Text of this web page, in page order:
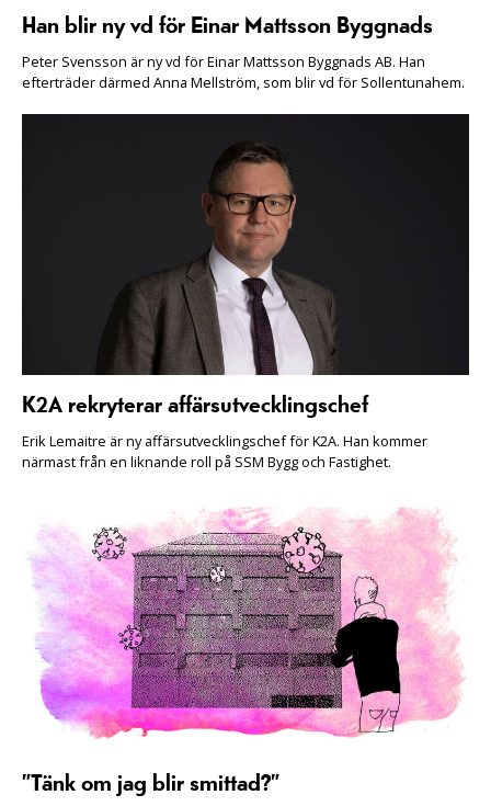
Han blir ny vd för Einar Mattsson Byggnads
Peter Svensson är ny vd för Einar Mattsson Byggnads AB. Han
efterträder därmed Anna Mellström, som blir vd för Sollentunahem.
K2A rekryterar affärsutvecklingschef
Erik Lemaitre är ny affärsutvecklingschef för K2A. Han kommer
närmast från en liknande roll på SSM Bygg och Fastighet.
”Tänk om jag blir smittad?”